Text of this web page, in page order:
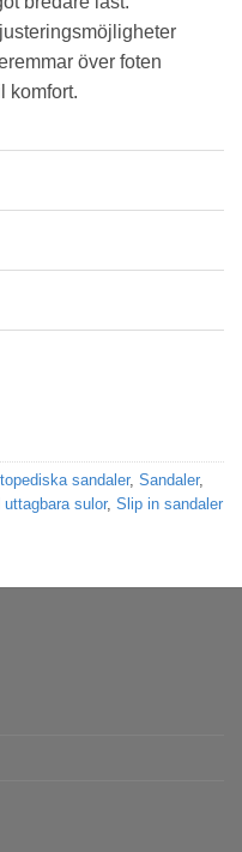
över foten
komfort.
sandaler, Sandaler,
sulor, Slip in sandaler